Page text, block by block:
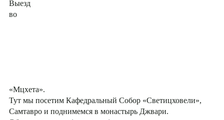
Выезд
во
«Мцхета».
Тут мы посетим Кафедральный Собор «Светицховели»,
Самтавро и поднимемся в монастырь Джвари.